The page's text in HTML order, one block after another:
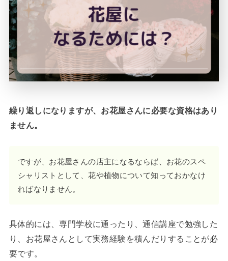
繰り返しになりますが、お花屋さんに必要な資格はあり
ません。
ですが、お花屋さんの店主になるならば、お花のスペ
シャリストとして、花や植物について知っておかなけ
ればなりません。
具体的には、専門学校に通ったり、通信講座で勉強した
り、お花屋さんとして実務経験を積んだりすることが必
要です。